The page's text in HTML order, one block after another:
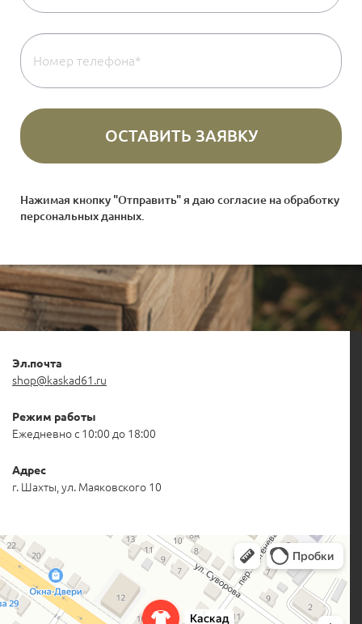
Нажимая кнопку "Отправить" я даю согласие наобработку
персональных данных
Эл.почта
shop@kaskad61.ru
Режим работы
Ежедневно с 10:00 до 18:00
Адрес
г. Шахты, ул. Маяковского 10